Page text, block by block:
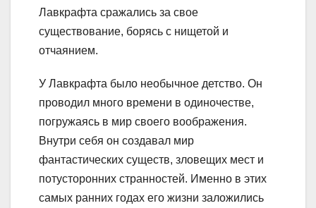
Лавкрафта сражались за свое
существование, борясь с нищетой и
отчаянием.
У Лавкрафта было необычное детство. Он
проводил много времени в одиночестве,
погружаясь в мир своего воображения.
Внутри себя он создавал мир
фантастических существ, зловещих мест и
потусторонних странностей. Именно в этих
самых ранних годах его жизни заложились